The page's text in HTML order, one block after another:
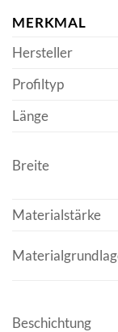
MERKMAL
Hersteller
Profiltyp
Länge
Breite
Materialstärke
Beschichtung